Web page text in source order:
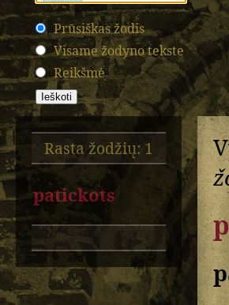
Prūsiškas žodis
Visame žodyno tekste
Reikšmė
Rasta žodžių: 1
patickots